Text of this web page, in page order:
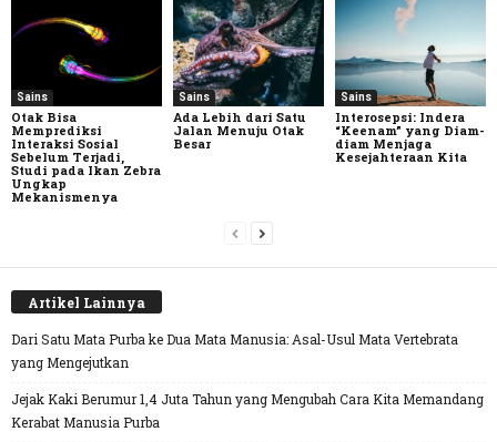
Sains
Otak Bisa
Memprediksi
Interaksi Sosial
Sebelum Terjadi,
Studi pada Ikan Zebra
Ungkap
Mekanismenya
Sains
Ada Lebih dari Satu
Jalan Menuju Otak
Besar
Sains
Interosepsi: Indera
“Keenam” yang Diam-
diam Menjaga
Kesejahteraan Kita
Artikel Lainnya
Dari Satu Mata Purba ke Dua Mata Manusia: Asal-Usul Mata Vertebrata
yang Mengejutkan
Jejak Kaki Berumur 1,4 Juta Tahun yang Mengubah Cara Kita Memandang
Kerabat Manusia Purba